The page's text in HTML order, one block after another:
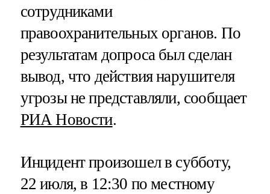
сотрудниками
правоохранительных органов. По
результатам допроса был сделан
вывод, что действия нарушителя
угрозы не представляли, сообщает
РИА Новости.
Инцидент произошел в субботу,
22 июля, в 12:30 по местному